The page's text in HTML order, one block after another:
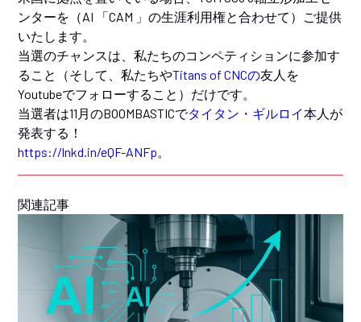
ンターを（AI 「CAM 」の生涯利用権と合わせて）ご提供
いたします。
当選のチャンスは、私たちのコンペティションに参加す
ること（そして、私たちやTitans of CNCの友人を
Youtubeでフォローすること）だけです。
当選者は11月のBOOMBASTICでタイタン・ギルロイ本人が
発表する！
https://lnkd.in/eQF-ANFp。
関連記事